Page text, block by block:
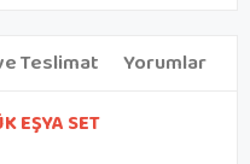
Teslimat Yorumlar
EŞYA SET